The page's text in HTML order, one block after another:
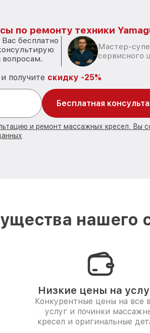
по ремонту техники
бесплатно
Мастер-
сервисного
получите скидку -25%
Бесплатная
и ремонт массажных кресел, Вы
нашего
Низкие цены на
Конкурентные цены на все
услуг и починки
кресел и оригинальные